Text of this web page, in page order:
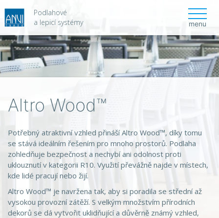
Podlahové
a lepicí systémy
menu
Altro Wood™
Potřebný atraktivní vzhled přináší Altro Wood™, díky tomu
se stává ideálním řešením pro mnoho prostorů. Podlaha
zohledňuje bezpečnost a nechybí ani odolnost proti
uklouznutí v kategorii R10. Využití převážně najde v místech,
kde lidé pracují nebo žijí.
Altro Wood™ je navržena tak, aby si poradila se střední až
vysokou provozní zátěží. S velkým množstvím přírodních
dekorů se dá vytvořit uklidňující a důvěrně známý vzhled,